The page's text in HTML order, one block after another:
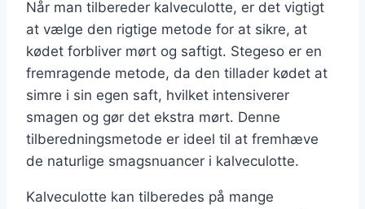
Når man tilbereder kalveculotte, er det vigtigt
at vælge den rigtige metode for at sikre, at
kødet forbliver mørt og saftigt. Stegeso er en
fremragende metode, da den tillader kødet at
simre i sin egen saft, hvilket intensiverer
smagen og gør det ekstra mørt. Denne
tilberedningsmetode er ideel til at fremhæve
de naturlige smagsnuancer i kalveculotte.
Kalveculotte kan tilberedes på mange